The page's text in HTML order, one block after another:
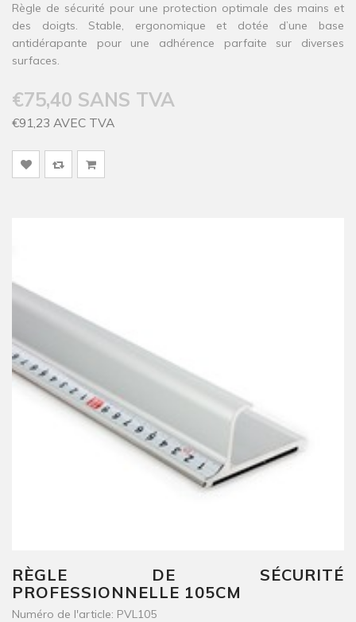
Règle de sécurité pour une protection optimale des mains et
des doigts. Stable, ergonomique et dotée d’une base
antidérapante pour une adhérence parfaite sur diverses
surfaces.
€75,40 SANS TVA
€91,23 AVEC TVA
RÈGLE DE SÉCURITÉ
PROFESSIONNELLE 105CM
Numéro de l'article: PVL105